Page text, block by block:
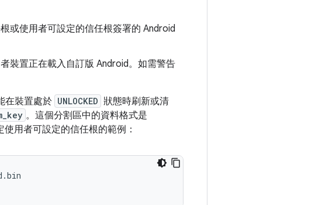
或使用者可設定的信任根簽署的 Android
裝置正在載入自訂版 Android。如需警告
在裝置處於 UNLOCKED 狀態時刷新或清
。這個分割區中的資料格式是
用者可設定的信任根的範例：
.bin